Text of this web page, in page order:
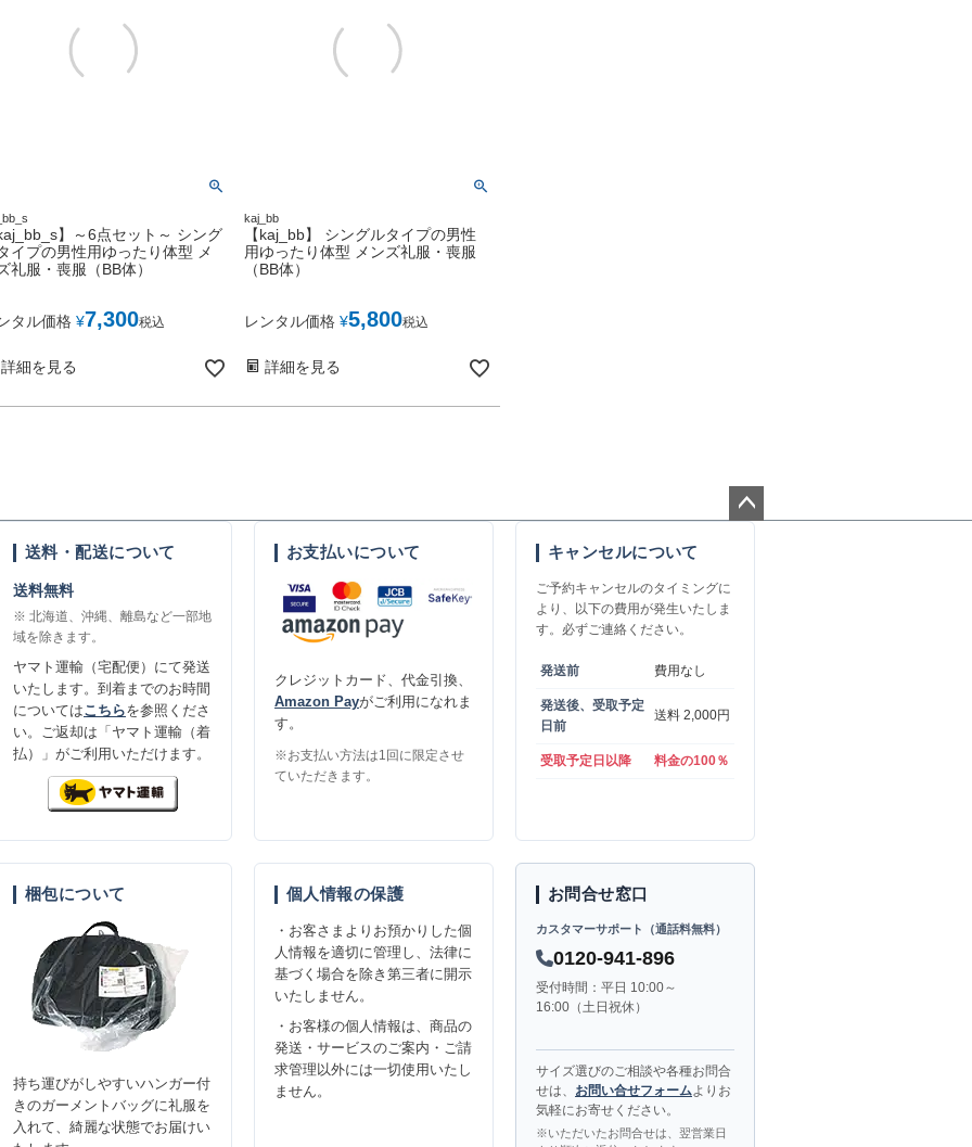
】～6点セット～ シング
イプの男性用ゆったり体型 メ
礼服・喪服（BB体）
タル価格 ¥7,300税込
詳細を見る
kaj_bb
【kaj_bb】 シングルタイプの男性
用ゆったり体型 メンズ礼服・喪服
（BB体）
レンタル価格 ¥5,800税込
詳細を見る
送料・配送について
送料無料
※ 北海道、沖縄、離島など一部地
域を除きます。
ヤマト運輸（宅配便）にて発送
いたします。到着までのお時間
についてはこちらを参照くださ
い。ご返却は「ヤマト運輸（着
払）」がご利用いただけます。
お支払いについて
クレジットカード、代金引換、
Amazon Payがご利用になれま
す。
※お支払い方法は1回に限定させ
ていただきます。
キャンセルについて
ご予約キャンセルのタイミングに
より、以下の費用が発生いたしま
す。必ずご連絡ください。
発送前 費用なし
発送後、受取予定
日前
送料 2,000円
受取予定日以降 料金の100％
梱包について
持ち運びがしやすいハンガー付
きのガーメントバッグに礼服を
入れて、綺麗な状態でお届けい
個人情報の保護
・お客さまよりお預かりした個
人情報を適切に管理し、法律に
基づく場合を除き第三者に開示
いたしません。
・お客様の個人情報は、商品の
発送・サービスのご案内・ご請
求管理以外には一切使用いたし
ません。
お問合せ窓口
カスタマーサポート（通話料無料）
0120-941-896
受付時間：平日 10:00～
16:00（土日祝休）
サイズ選びのご相談や各種お問合
せは、 お問い合せフォームよりお
気軽にお寄せください。
※いただいたお問合せは、翌営業日